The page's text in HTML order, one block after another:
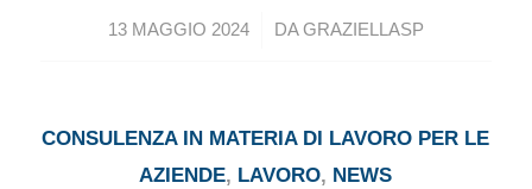
13 MAGGIO 2024
/ DAGRAZIELLASP
CONSULENZA IN MATERIA DI LAVORO PER LE
AZIENDE, LAVORO, NEWS